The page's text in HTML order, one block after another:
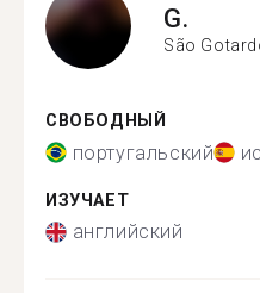
G.
São
СВОБОДНЫЙ
португальский
ИЗУЧАЕТ
английский